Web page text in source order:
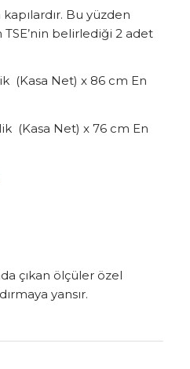
Bu yüzden
belirlediği 2 adet
(Kasa Net) x 86 cm En
(Kasa Net) x 76 cm En
çıkan ölçüler özel
yansır.